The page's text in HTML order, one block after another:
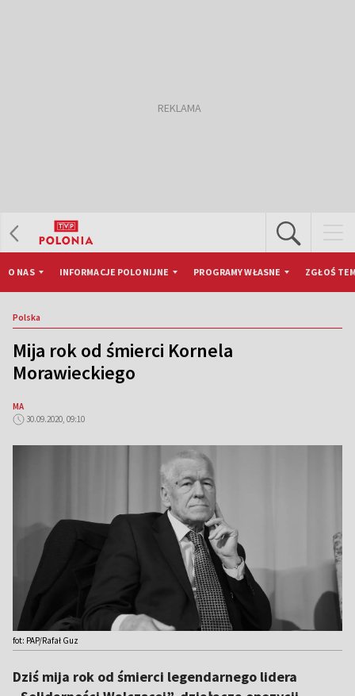
O NAS INFORMACJE POLONIJNE PROGRAMY WŁASNE ZGŁOŚ
Polska
Mija rok od śmierci Kornela
Morawieckiego
MA
30.09.2020, 09:10
fot: PAP/Rafał Guz
Dziś mija rok od śmierci legendarnego lidera